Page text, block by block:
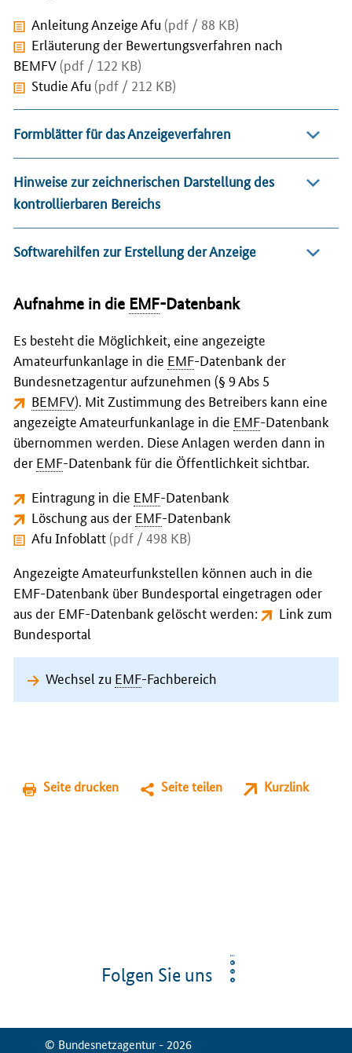
Anleitung Anzeige Afu (pdf / 88 KB)
Erläuterung der Bewertungsverfahren nach
BEMFV (pdf / 122 KB)
Studie Afu (pdf / 212 KB)
Formblätter für das Anzeigeverfahren
Hinweise zur zeichnerischen Darstellung des
kontrollierbaren Bereichs
Softwarehilfen zur Erstellung der Anzeige
Aufnahme in die EMF-Datenbank
Es besteht die Möglichkeit, eine angezeigte
Amateurfunkanlage in die EMF-Datenbank der
Bundesnetzagentur aufzunehmen (§ 9 Abs 5
BEMFV). Mit Zustimmung des Betreibers kann eine
angezeigte Amateurfunkanlage in die EMF-Datenbank
übernommen werden. Diese Anlagen werden dann in
der EMF-Datenbank für die Öffentlichkeit sichtbar.
Eintragung in die EMF-Datenbank
Löschung aus der EMF-Datenbank
Afu Infoblatt (pdf / 498 KB)
Angezeigte Amateurfunkstellen können auch in die
EMF-Datenbank über Bundesportal eingetragen oder
aus der EMF-Datenbank gelöscht werden:
Link zum
Bundesportal
Wechsel zu EMF-Fachbereich
Seite drucken Seite teilen Kurzlink
Folgen Sie uns
© Bundesnetzagentur - 2026